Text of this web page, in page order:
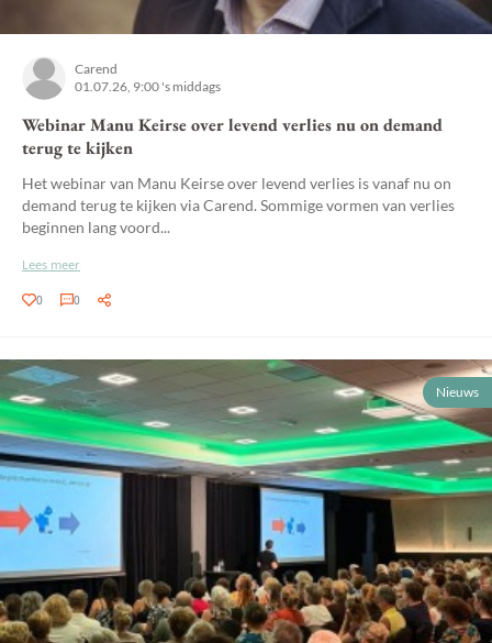
Carend
01.07.26, 9:00 's middags
Webinar Manu Keirse over levend verlies nu on demand
terug te kijken
Het webinar van Manu Keirse over levend verlies is vanaf nu on
demand terug te kijken via Carend. Sommige vormen van verlies
beginnen lang voord...
Lees meer
0 0
Nieuws